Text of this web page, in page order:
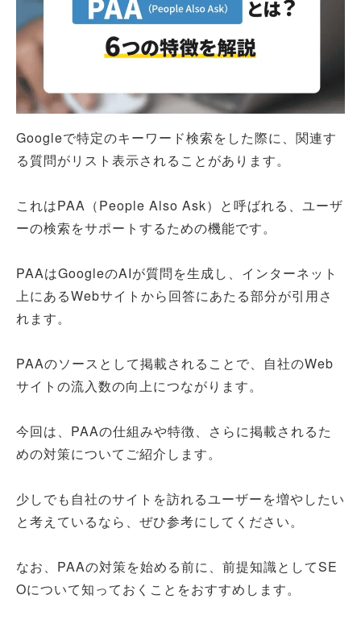
Googleで特定のキーワード検索をした際に、関連す
る質問がリスト表示されることがあります。
これはPAA（People Also Ask）と呼ばれる、ユーザ
ーの検索をサポートするための機能です。
PAAはGoogleのAIが質問を生成し、インターネット
上にあるWebサイトから回答にあたる部分が引用さ
れます。
PAAのソースとして掲載されることで、自社のWeb
サイトの流入数の向上につながります。
今回は、PAAの仕組みや特徴、さらに掲載されるた
めの対策についてご紹介します。
少しでも自社のサイトを訪れるユーザーを増やしたい
と考えているなら、ぜひ参考にしてください。
なお、PAAの対策を始める前に、前提知識としてSE
Oについて知っておくことをおすすめします。